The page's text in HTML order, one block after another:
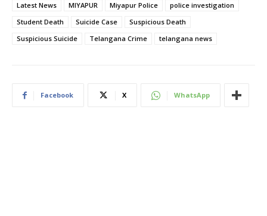
Latest News
MIYAPUR Miyapur Police
police investigation
Student Death
Suicide Case
Suspicious Death
Suspicious Suicide
Telangana Crime telangana news
Facebook X WhatsApp